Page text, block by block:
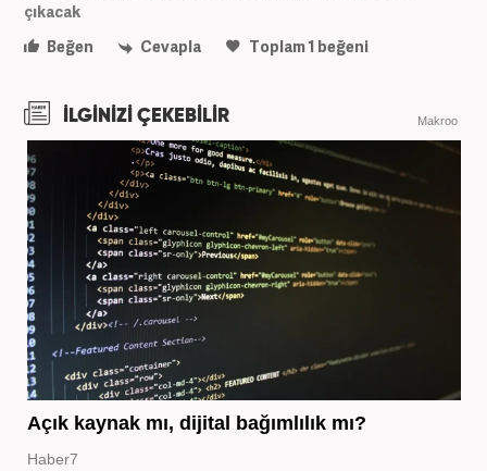
çıkacak
Beğen
Cevapla Toplam1 beğeni
İLGİNİZİ ÇEKEBİLİR Makroo
Açık kaynak mı, dijital bağımlılık mı?
Haber7